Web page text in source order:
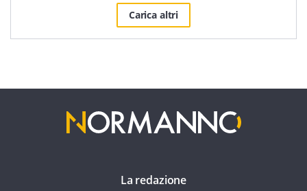
Carica altri
La redazione